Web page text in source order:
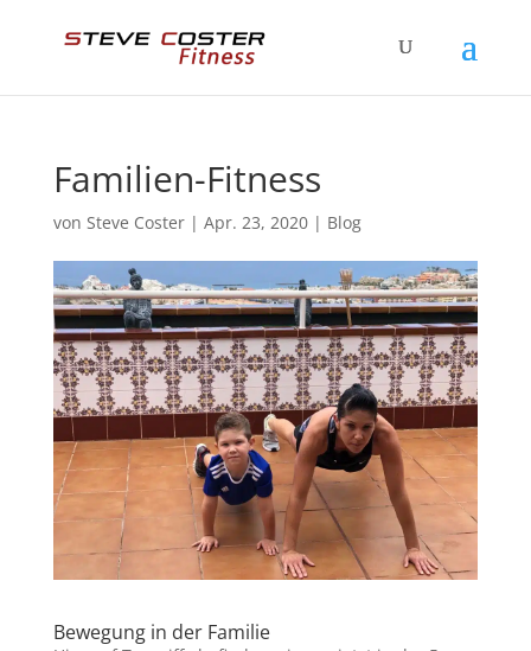
Familien-Fitness
von Steve Coster| Apr. 23, 2020| Blog
Bewegung in der Familie